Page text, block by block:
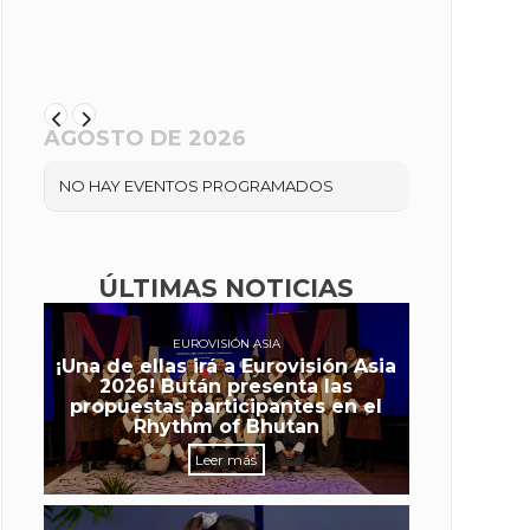
AGOSTO DE 2026
NO HAY EVENTOS PROGRAMADOS
ÚLTIMAS NOTICIAS
EUROVISIÓN ASIA
¡Una de ellas irá a Eurovisión Asia
2026! Bután presenta las
propuestas participantes en el
Rhythm of Bhutan
Leer más